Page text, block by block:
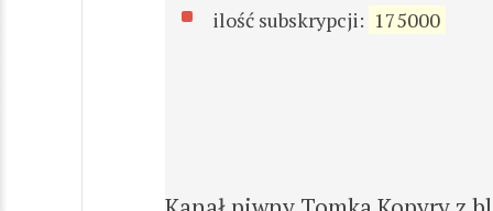
ilość subskrypcji: 175000